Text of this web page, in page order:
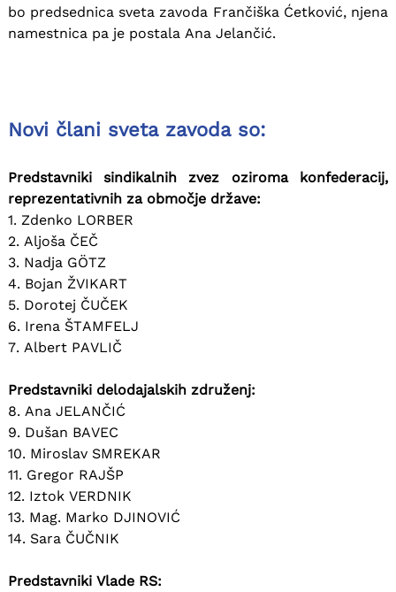
bo predsednica sveta zavoda Frančiška Ćetković, njena
namestnica pa je postala Ana Jelančić.
Novi člani sveta zavoda so:
Predstavniki sindikalnih zvez oziroma konfederacij,
reprezentativnih za območje države:
1. Zdenko LORBER
2. Aljoša ČEČ
3. Nadja GÖTZ
4. Bojan ŽVIKART
5. Dorotej ČUČEK
6. Irena ŠTAMFELJ
7. Albert PAVLIČ
Predstavniki delodajalskih združenj:
8. Ana JELANČIĆ
9. Dušan BAVEC
10. Miroslav SMREKAR
11. Gregor RAJŠP
12. Iztok VERDNIK
13. Mag. Marko DJINOVIĆ
14. Sara ČUČNIK
Predstavniki Vlade RS: